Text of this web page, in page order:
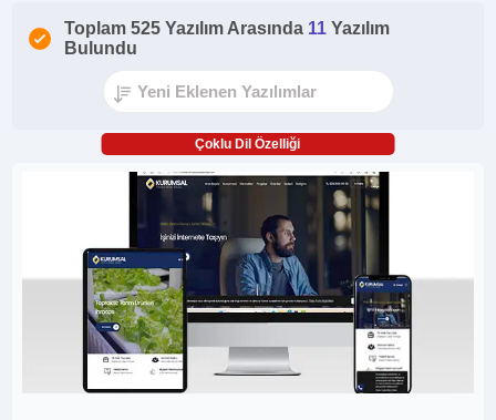
Toplam 525 Yazılım Arasında 11Yazılım
Bulundu
Çoklu Dil Özelliği